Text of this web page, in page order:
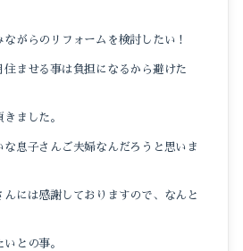
がらのリフォームを検討したい！
住ませる事は負担になるから避けた
ました。
息子さんご夫婦なんだろうと思いま
んには感謝しておりますので、なんと
との事。